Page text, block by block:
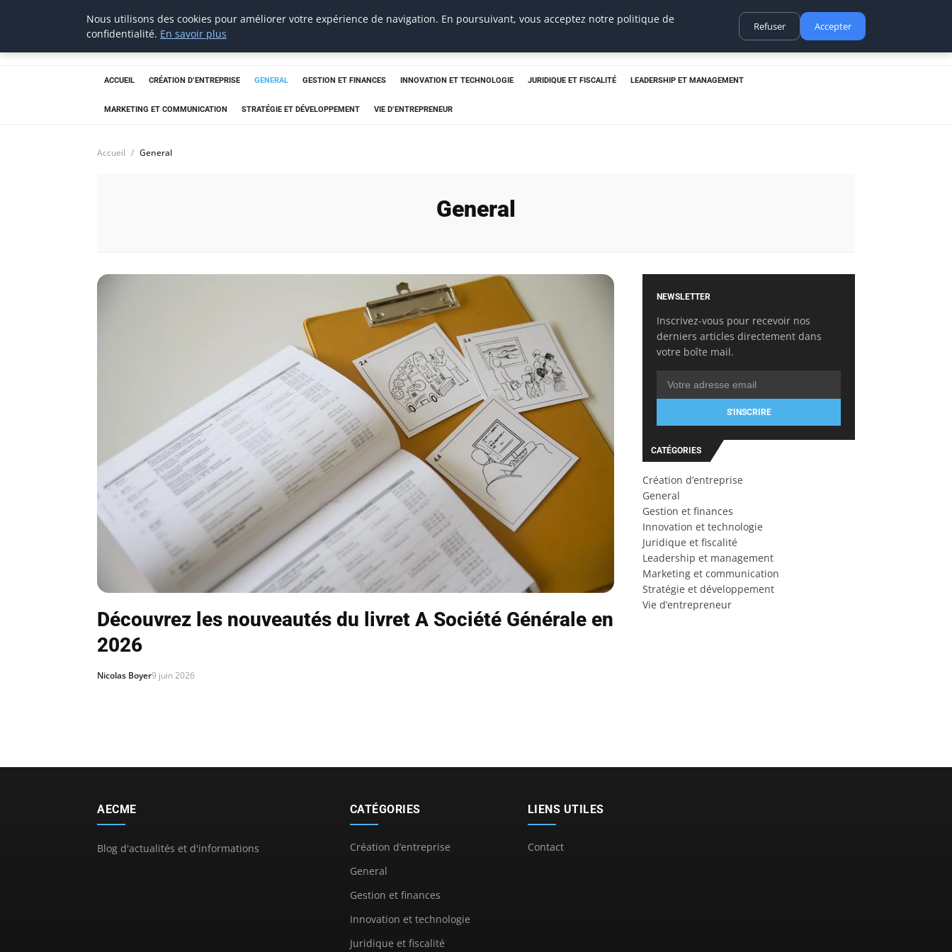
Aecme
ACCUEIL CRÉATION D’ENTREPRISE GENERAL GESTION ET FINANCES INNOVATION ET TECHNOLOGIE JURIDIQUE ET FISCALITÉ LEADERSHIP ET MANAGEMENT
MARKETING ET COMMUNICATION STRATÉGIE ET DÉVELOPPEMENT VIE D’ENTREPRENEUR
Accueil General
General
Découvrez les nouveautés du livret A Société Générale en
2026
Nicolas Boyer9 juin 2026
NEWSLETTER
Inscrivez-vous pour recevoir nos
derniers articles directement dans
votre boîte mail.
S'INSCRIRE
CATÉGORIES
Création d’entreprise
General
Gestion et finances
Innovation et technologie
Juridique et fiscalité
Leadership et management
Marketing et communication
Stratégie et développement
Vie d’entrepreneur
AECME
Blog d'actualités et d'informations
CATÉGORIES
Création d’entreprise
General
Gestion et finances
Innovation et technologie
Juridique et fiscalité
LIENS UTILES
Contact
Nous utilisons des cookies pour améliorer votre expérience de navigation. En poursuivant, vous acceptez notre politique de
confidentialité. En savoir plus
Refuser Accepter